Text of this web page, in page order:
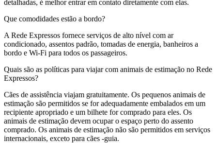
detalhadas, é melhor entrar em contato diretamente com elas.
Que comodidades estão a bordo?
A Rede Expressos fornece serviços de alto nível com ar
condicionado, assentos padrão, tomadas de energia, banheiros a
bordo e Wi-Fi para todos os passageiros.
Quais são as políticas para viajar com animais de estimação no Rede
Expressos?
Cães de assistência viajam gratuitamente. Os pequenos animais de
estimação são permitidos se for adequadamente embalados em um
recipiente apropriado e um bilhete for comprado para eles. Os
animais de estimação devem ocupar o espaço perto do assento
comprado. Os animais de estimação não são permitidos em serviços
internacionais, exceto para cães -guia.